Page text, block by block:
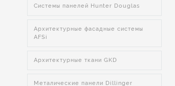
Системы панелей Hunter Douglas
Архитектурные фасадные системы
AFSi
Архитектурные ткани GKD
Металические панели Dillinger